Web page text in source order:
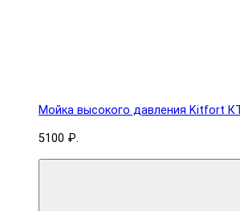
Мойка высокого давления Kitfort
5100 ₽.